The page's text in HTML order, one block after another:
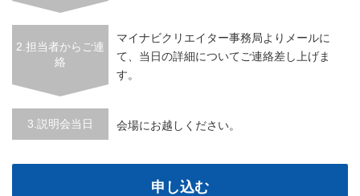
2.担当者からご連
絡
マイナビクリエイター事務局よりメールに
て、当日の詳細についてご連絡差し上げま
す。
3.説明会当日 会場にお越しください。
申し込む